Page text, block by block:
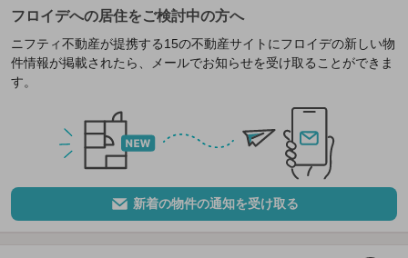
フロイデへの居住をご検討中の方へ
ニフティ不動産が提携する15の不動産サイトにフロイデの新しい物
件情報が掲載されたら、メールでお知らせを受け取ることができま
す。
新着の物件の通知を受け取る